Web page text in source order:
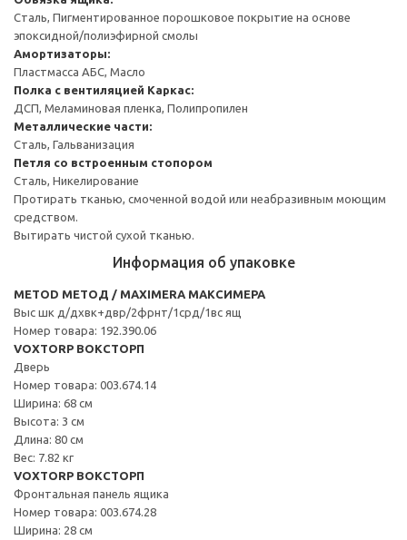
Сталь, Пигментированное порошковое покрытие на основе
эпоксидной/полиэфирной смолы
Амортизаторы:
Пластмасса АБС, Масло
Полка с вентиляцией Каркас:
ДСП, Меламиновая пленка, Полипропилен
Металлические части:
Сталь, Гальванизация
Петля со встроенным стопором
Сталь, Никелирование
Протирать тканью, смоченной водой или неабразивным моющим
средством.
Вытирать чистой сухой тканью.
Информация об упаковке
METOD МЕТОД / MAXIMERA МАКСИМЕРА
Выс шк д/дхвк+двр/2фрнт/1срд/1вс ящ
Номер товара: 192.390.06
VOXTORP ВОКСТОРП
Дверь
Номер товара: 003.674.14
Ширина: 68 см
Высота: 3 см
Длина: 80 см
Вес: 7.82 кг
VOXTORP ВОКСТОРП
Фронтальная панель ящика
Номер товара: 003.674.28
Ширина: 28 см